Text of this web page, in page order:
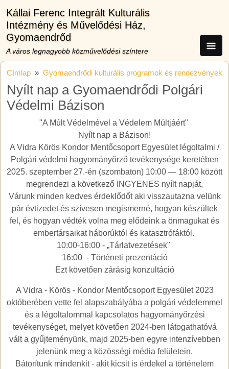
Kállai Ferenc Integrált Kulturális
Intézmény és Művelődési Ház,
Gyomaendrőd
A város legnagyobb közművelődési színtere
Címlap Gyomaendrődi kulturális programok és rendezvények
Nyílt nap a Gyomaendrődi Polgári
Védelmi Bázison
"A Múlt Védelmével a Védelem Múltjáért"
Nyílt nap a Bázison!
A Vidra Körös Kondor Mentőcsoport Egyesület légoltalmi /
Polgári védelmi hagyományőrző tevékenysége keretében
2025. szeptember 27.-én (szombaton) 10:00 — 18:00 között
megrendezi a következő INGYENES nyílt napját,
Várunk minden kedves érdeklődőt aki visszautazna velünk
pár évtizedet és szívesen megismerné, hogyan készültek
fel, és hogyan védték volna meg elődeink a önmagukat és
embertársaikat háborúktól és katasztrófáktól.
10:00-16:00 - „Tárlatvezetések"
16:00 - Történeti prezentáció
Ezt követően zárásig konzultáció
A Vidra - Körös - Kondor Mentőcsoport Egyesület 2023
októberében vette fel alapszabályába a polgári védelemmel
és a légoltalommal kapcsolatos hagyományőrzési
tevékenységet, melyet követően 2024-ben látogathatóvá
vált a gyűjteményünk, majd 2025-ben egyre intenzívebben
jelenünk meg a közösségi média felületein.
Bátorítunk mindenkit - akit kicsit is érdekel a történelem